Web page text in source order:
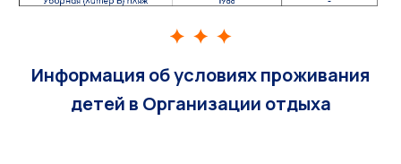
Информация об условиях проживания
детей в Организации отдыха